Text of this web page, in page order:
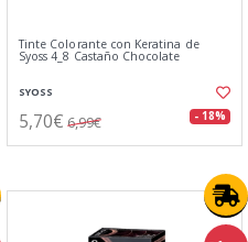
Tinte Colorante con Keratina de
Syoss 4_8 Castaño Chocolate
SYOSS
5,70€ 6,99€ - 18%